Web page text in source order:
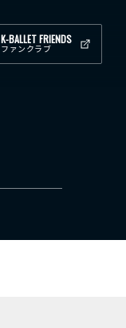
K-BALLET FRIENDS
ファンクラブ